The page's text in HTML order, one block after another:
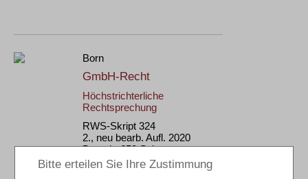
Born
GmbH-Recht
Höchstrichterliche
Rechtsprechung
RWS-Skript 324
2., neu bearb. Aufl. 2020
Brosch. 650 Seiten
RWS Verlag, Köln